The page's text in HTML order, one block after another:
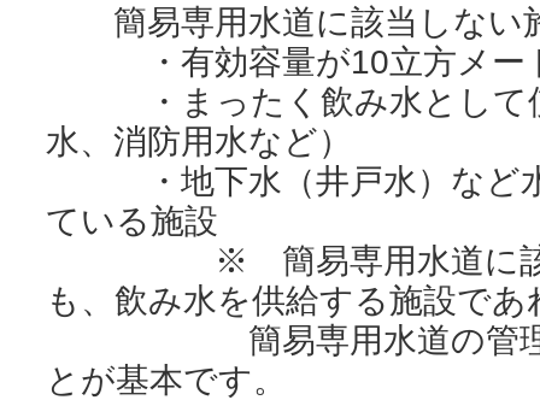
簡易専用水道に該当しない
・有効容量が10立方メー
・まったく飲み水として使
水、消防用水など）
・地下水（井戸水）など水
ている施設
※ 簡易専用水道に該当
も、飲み水を供給する施設であ
簡易専用水道の管理基
とが基本です。